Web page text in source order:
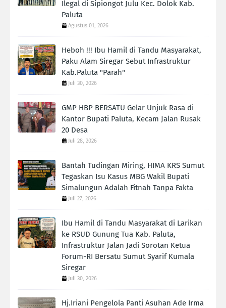
Ilegal di Sipiongot Julu Kec. Dolok Kab.
Paluta
Agustus 01, 2026
Heboh !!! Ibu Hamil di Tandu Masyarakat,
Paku Alam Siregar Sebut Infrastruktur
Kab.Paluta "Parah"
Juli 30, 2026
GMP HBP BERSATU Gelar Unjuk Rasa di
Kantor Bupati Paluta, Kecam Jalan Rusak
20 Desa
Juli 28, 2026
Bantah Tudingan Miring, HIMA KRS Sumut
Tegaskan Isu Kasus MBG Wakil Bupati
Simalungun Adalah Fitnah Tanpa Fakta
Juli 27, 2026
Ibu Hamil di Tandu Masyarakat di Larikan
ke RSUD Gunung Tua Kab. Paluta,
Infrastruktur Jalan Jadi Sorotan Ketua
Forum-RI Bersatu Sumut Syarif Kumala
Siregar
Juli 30, 2026
Hj.Iriani Pengelola Panti Asuhan Ade Irma